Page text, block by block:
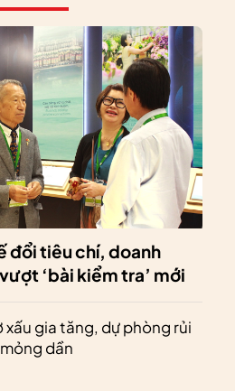
đổi tiêu chí, doanh
‘bài kiểm tra’ mới
xấu gia tăng, dự phòng rủi
dần